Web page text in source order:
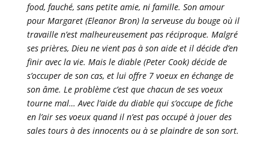
food, fauché, sans petite amie, ni famille. Son amour
pour Margaret (Eleanor Bron) la serveuse du bouge où il
travaille n’est malheureusement pas réciproque. Malgré
ses prières, Dieu ne vient pas à son aide et il décide d’en
finir avec la vie. Mais le diable (Peter Cook) décide de
s’occuper de son cas, et lui offre 7 voeux en échange de
son âme. Le problème c’est que chacun de ses voeux
tourne mal… Avec l’aide du diable qui s’occupe de fiche
en l’air ses voeux quand il n’est pas occupé à jouer des
sales tours à des innocents ou à se plaindre de son sort.